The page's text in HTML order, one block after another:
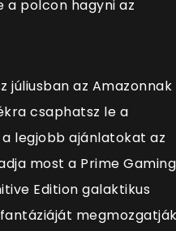
a polcon hagyni az
júliusban az Amazonnak
csaphatsz le a
legjobb ajánlatokat az
most a Prime
Edition galaktikus